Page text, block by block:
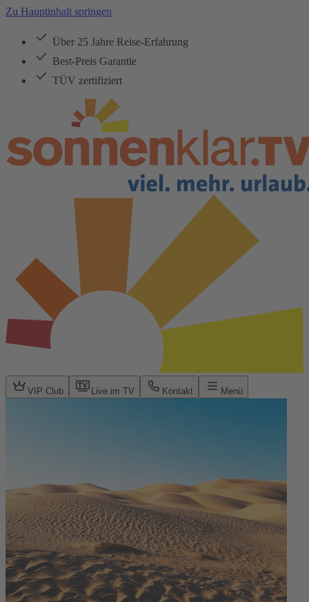
Zu Hauptinhalt springen
Über 25 Jahre Reise-Erfahrung
Best-Preis Garantie
TÜV zertifiziert
VIP Club Live im TV Kontakt Menü